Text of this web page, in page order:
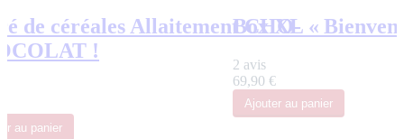
de céréales Allaitement CHO-
!
au panier
Box XL «
2 avis
69,90 €
Ajouter au panier